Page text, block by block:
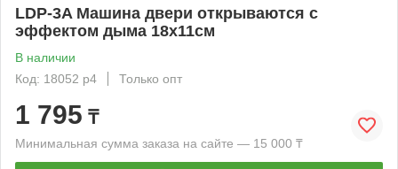
LDP-3A Машина двери открываются с
эффектом дыма 18х11см
В наличии
Код: 18052 р4
Только опт
1 795 ₸
Минимальная сумма заказа на сайте — 15 000 ₸